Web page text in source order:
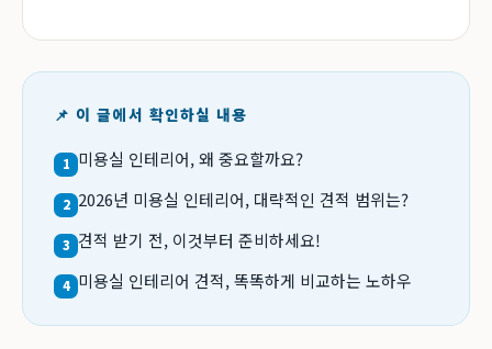
📌 이 글에서 확인하실 내용
1 미용실 인테리어, 왜 중요할까요?
2 2026년 미용실 인테리어, 대략적인 견적 범위는?
3 견적 받기 전, 이것부터 준비하세요!
4 미용실 인테리어 견적, 똑똑하게 비교하는 노하우